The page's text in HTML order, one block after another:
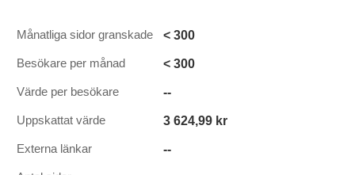
Månatliga sidor granskade < 300
Besökare per månad < 300
Värde per besökare --
Uppskattat värde 3 624,99 kr
Externa länkar --